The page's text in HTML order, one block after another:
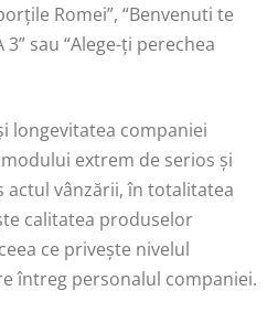
Romei”, “Benvenuti te
3” sau “Alege-ți perechea
longevitatea companiei
extrem de serios și
actul vânzării, în totalitatea
calitatea produselor
ce privește nivelul
întreg personalul companiei.